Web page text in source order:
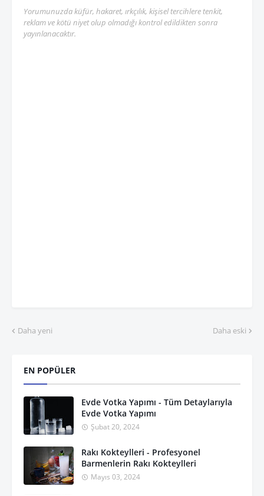
Yorumunuzda küfür, hakaret, ırkçılık, kişisel tercihlere tenkit,
reklam ve kötü niyet olup olmadığı kontrol edildikten sonra
yayınlanacaktır.
Daha yeni Daha eski
EN POPÜLER
Evde Votka Yapımı - Tüm Detaylarıyla
Evde Votka Yapımı
Şubat 20, 2024
Rakı Kokteylleri - Profesyonel
Barmenlerin Rakı Kokteylleri
Mayıs 03, 2024